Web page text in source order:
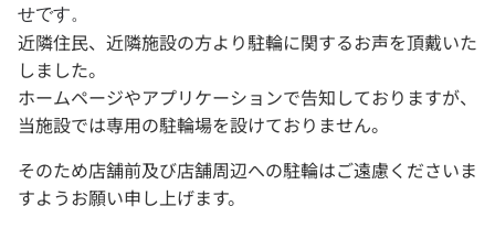
せです。
近隣住民、近隣施設の方より駐輪に関するお声を頂戴いた
しました。
ホームページやアプリケーションで告知しておりますが、
当施設では専用の駐輪場を設けておりません。
そのため店舗前及び店舗周辺への駐輪はご遠慮くださいま
すようお願い申し上げます。